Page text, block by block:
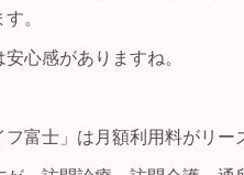
。
心感がありますね。
富士」は月額利用料がリー